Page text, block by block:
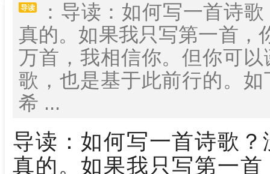
导读
：导读：如何写一首诗
真的。如果我只写第一首，
万首，我相信你。但你可
歌，也是基于此前行的。
希 ...
导读：如何写一首诗歌
真的。如果我只写第一